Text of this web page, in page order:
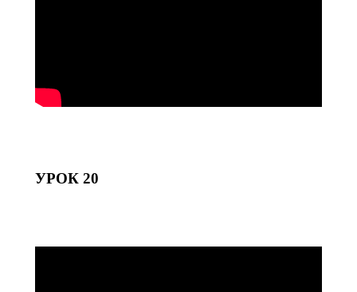
УРОК 20